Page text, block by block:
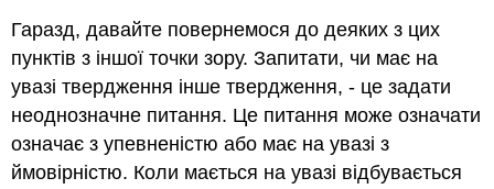
Гаразд, давайте повернемося до деяких з цих
пунктів з іншої точки зору. Запитати, чи має на
увазі твердження інше твердження, - це задати
неоднозначне питання. Це питання може означати
означає з упевненістю або має на увазі з
ймовірністю. Коли мається на увазі відбувається